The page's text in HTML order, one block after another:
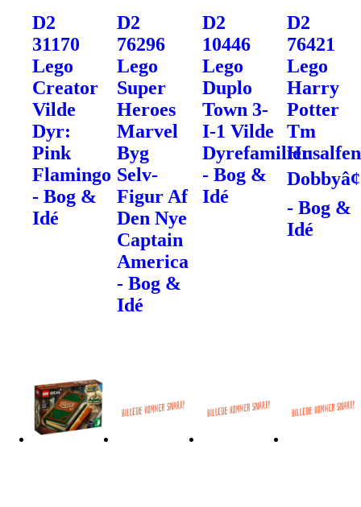
D2
31170
Lego
Creator
Vilde
Dyr:
Pink
Flamingo
- Bog &
Idé
D2
76296
Lego
Super
Heroes
Marvel
Byg
Selv-
Figur Af
Den Nye
Captain
America
- Bog &
Idé
D2
10446
Lego
Duplo
Town 3-
I-1 Vilde
Dyrefamilier
- Bog &
Idé
D2
76421
Lego
Harry
Potter
Tm
Husalfen
Dobbyâ¢
- Bog &
Idé